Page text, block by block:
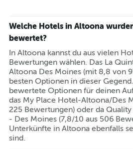
Welche Hotels in Altoona
bewertet?
In Altoona kannst du aus vielen
Bewertungen wählen. Das La
Altoona Des Moines (mit 8,8 von
besten Optionen in dieser
bewertete Optionen für deinen
das My Place Hotel-Altoona/Des
225 Bewertungen) oder da
- Des Moines (7,8/10 aus 506
Unterkünfte in Altoona ebenfalls
sind.